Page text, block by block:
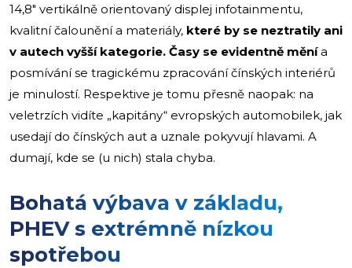
14,8″ vertikálně orientovaný displej infotainmentu,
kvalitní čalounění a materiály, které by se neztratily ani
v autech vyšší kategorie. Časy se evidentně měnía
posmívání se tragickému zpracování čínských interiérů
je minulostí. Respektive je tomu přesně naopak: na
veletrzích vidíte „kapitány“ evropských automobilek, jak
usedají do čínských aut a uznale pokyvují hlavami. A
dumají, kde se (u nich) stala chyba.
Bohatá výbava v základu,
PHEV s extrémně nízkou
spotřebou